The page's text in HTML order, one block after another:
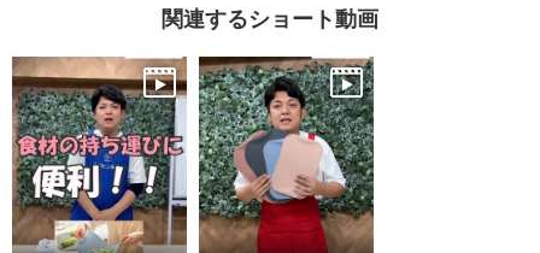
関連するショート動画